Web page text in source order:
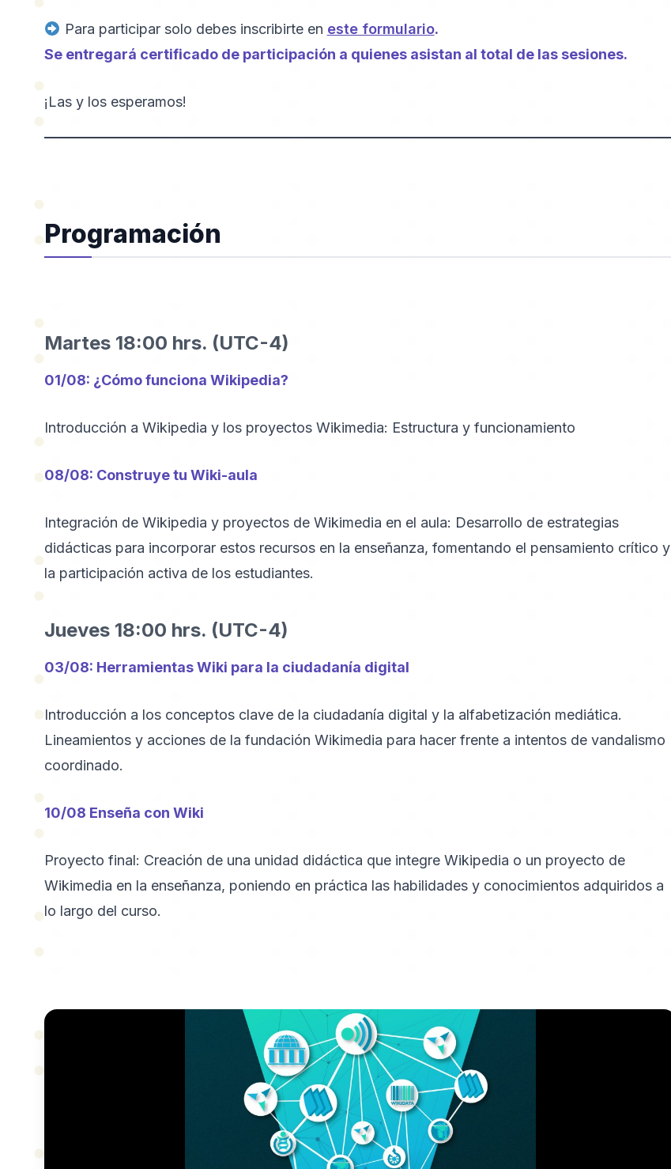
Para participar solo debes inscribirte en este formulario.
Se entregará certificado de participación a quienes asistan al total de las sesiones.
¡Las y los esperamos!
Programación
Martes 18:00 hrs. (UTC-4)
01/08: ¿Cómo funciona Wikipedia?
Introducción a Wikipedia y los proyectos Wikimedia: Estructura y funcionamiento
08/08: Construye tu Wiki-aula
Integración de Wikipedia y proyectos de Wikimedia en el aula: Desarrollo de estrategias
didácticas para incorporar estos recursos en la enseñanza, fomentando el pensamiento crítico y
la participación activa de los estudiantes.
Jueves 18:00 hrs. (UTC-4)
03/08: Herramientas Wiki para la ciudadanía digital
Introducción a los conceptos clave de la ciudadanía digital y la alfabetización mediática.
Lineamientos y acciones de la fundación Wikimedia para hacer frente a intentos de vandalismo
coordinado.
10/08 Enseña con Wiki
Proyecto final: Creación de una unidad didáctica que integre Wikipedia o un proyecto de
Wikimedia en la enseñanza, poniendo en práctica las habilidades y conocimientos adquiridos a
lo largo del curso.